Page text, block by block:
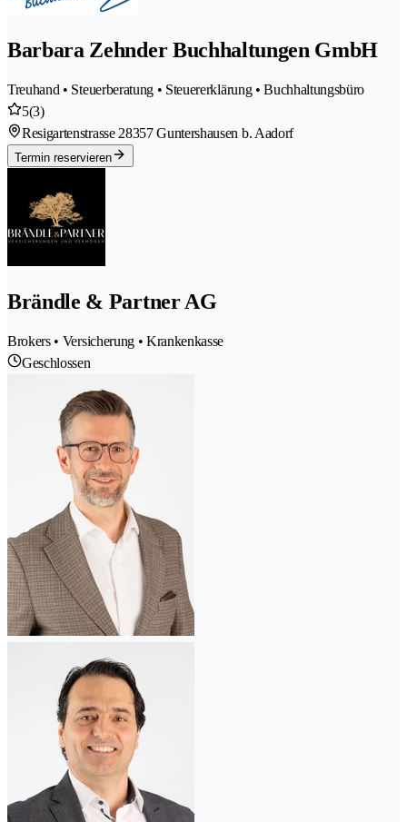
Barbara Zehnder Buchhaltungen GmbH
Treuhand • Steuerberatung • Steuererklärung • Buchhaltungsbüro
5(3)
Resigartenstrasse 28357 Guntershausen b. Aadorf
Termin reservieren
Brändle & Partner AG
Brokers • Versicherung • Krankenkasse
Geschlossen